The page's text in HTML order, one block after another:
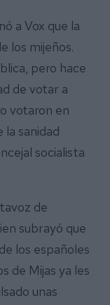
a Vox que la
los mijeños.
pero hace
de votar a
votaron en
sanidad
socialista
de
subrayó que
los españoles
de Mijas ya les
unas